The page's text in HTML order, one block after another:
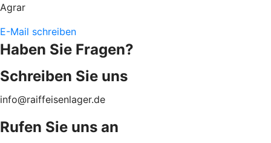
Agrar
E-Mail schreiben
Haben Sie Fragen?
Schreiben Sie uns
info@raiffeisenlager.de
Rufen Sie uns an